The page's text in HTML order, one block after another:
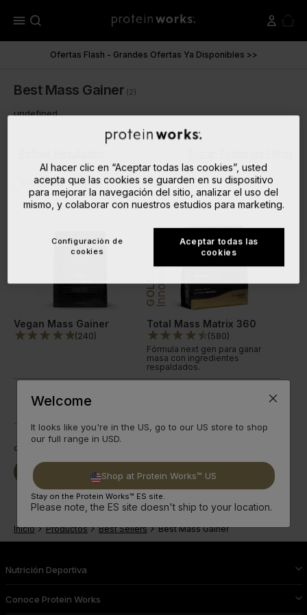
menu
Ofertas Flash - Grandes Ofertas Ya Disponibles >>
Best Mass Gainer (2)
undefined...
Best Mass Gainerclose
Vegan Mass Gainer
(240)
desde
Comprar Ya
leyendo
GOLDInnovation
Total Mass Matrix 360
(580)
Fórmula next gen para ganar
masa con ingredientes
respaldados.
Comprar Ya
Inicio Productos Best Sellers Best Mass Gainer
Nutrición Deportiva
Conoce Protein Works
Al hacer clic en “Aceptar todas las cookies”, usted
acepta que las cookies se guarden en su dispositivo
para mejorar la navegación del sitio, analizar el uso del
mismo, y colaborar con nuestros estudios para marketing.
Aceptar todas las
cookies
Configuración de
cookies
Welcome
It looks like you're in the US, go to our US store to shop
our full range in USD.
Shop at Protein Works™ US
Stay on the Protein Works™ ES site.
Please note, the ES site doesn't ship to your location.